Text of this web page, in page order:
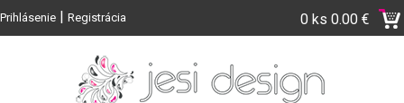
Prihlásenie | Registrácia 0 ks 0.00 €